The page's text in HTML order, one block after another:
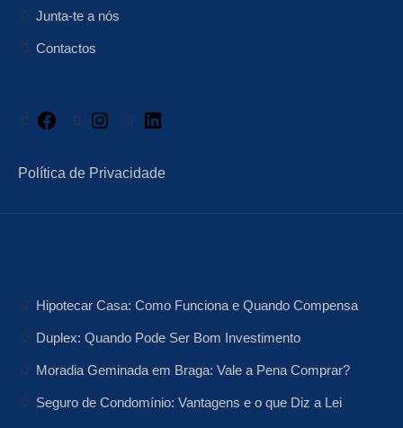
Junta-te a nós
Contactos
Facebook Instagram
Política de Privacidade
Hipotecar Casa: Como Funciona e Quando Compensa
Duplex: Quando Pode Ser Bom Investimento
Moradia Geminada em Braga: Vale a Pena Comprar?
Seguro de Condomínio: Vantagens e o que Diz a Lei